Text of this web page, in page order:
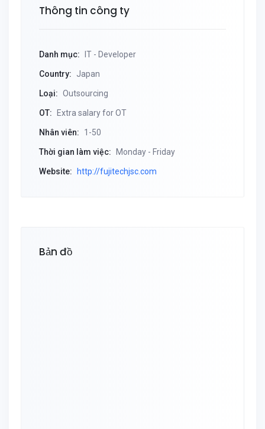
Thông tin công ty
Danh mục: IT - Developer
Country: Japan
Loại: Outsourcing
OT: Extra salary for OT
Nhân viên: 1-50
Thời gian làm việc: Monday - Friday
Website: http://fujitechjsc.com
Bản đồ